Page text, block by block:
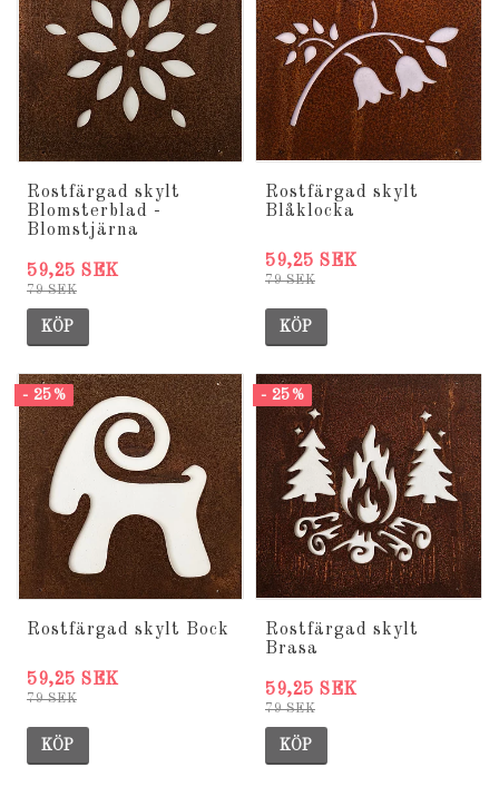
Rostfärgad skylt
Blomsterblad -
Blomstjärna
79 SEK
59,25 SEK
KÖP
Rostfärgad skylt
Blåklocka
79 SEK
59,25 SEK
KÖP
- 25%
Rostfärgad skylt Bock
79 SEK
59,25 SEK
KÖP
- 25%
Rostfärgad skylt
Brasa
79 SEK
59,25 SEK
KÖP